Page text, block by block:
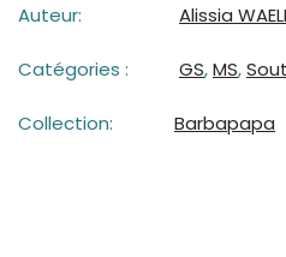
Auteur: Alissia
Catégories : GS,MS,
Collection: Barbapapa